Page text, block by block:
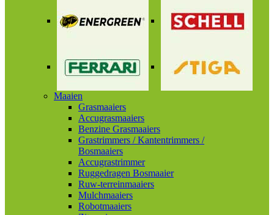
Maaien
Grasmaaiers
Accugrasmaaiers
Benzine Grasmaaiers
Grastrimmers / Kantentrimmers /
Bosmaaiers
Accugrastrimmer
Ruggedragen Bosmaaier
Ruw-terreinmaaiers
Mulchmaaiers
Robotmaaiers